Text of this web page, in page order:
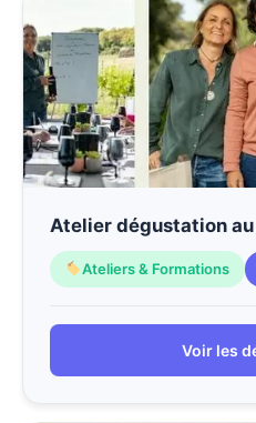
Atelier dégustation
Ateliers & Formations
Voir les